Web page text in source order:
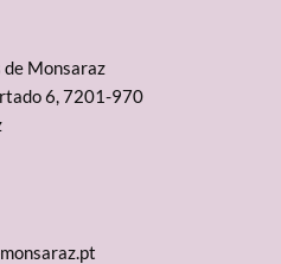
de Monsaraz
6, 7201-970